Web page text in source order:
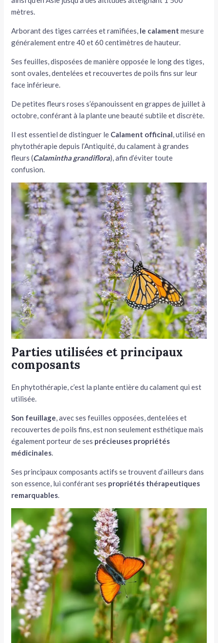
mètres.
Arborant des tiges carrées et ramifiées, le calament mesure
généralement entre 40 et 60 centimètres de hauteur.
Ses feuilles, disposées de manière opposée le long des tiges,
sont ovales, dentelées et recouvertes de poils fins sur leur
face inférieure.
De petites fleurs roses s’épanouissent en grappes de juillet à
octobre, conférant à la plante une beauté subtile et discrète.
Il est essentiel de distinguer le Calament officinal, utilisé en
phytothérapie depuis l’Antiquité, du calament à grandes
fleurs (Calamintha grandiflora), afin d’éviter toute
confusion.
Parties utilisées et principaux
composants
En phytothérapie, c’est la plante entière du calament qui est
utilisée.
Son feuillage, avec ses feuilles opposées, dentelées et
recouvertes de poils fins, est non seulement esthétique mais
également porteur de ses précieuses propriétés
médicinales.
Ses principaux composants actifs se trouvent d’ailleurs dans
son essence, lui conférant ses propriétés thérapeutiques
remarquables.